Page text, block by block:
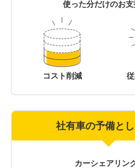
使った分だけのお
コスト削減
社有車の予備と
カーシェアリン